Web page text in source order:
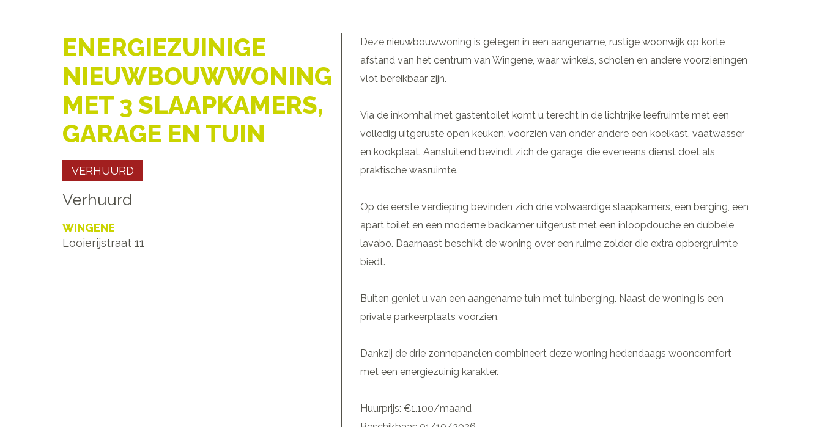
ENERGIEZUINIGE
NIEUWBOUWWONING
MET 3 SLAAPKAMERS,
GARAGE EN TUIN
VERHUURD
Verhuurd
WINGENE
Looierijstraat 11
Deze nieuwbouwwoning is gelegen in een aangename, rustige woonwijk op korte
afstand van het centrum van Wingene, waar winkels, scholen en andere voorzieningen
vlot bereikbaar zijn.
Via de inkomhal met gastentoilet komt u terecht in de lichtrijke leefruimte met een
volledig uitgeruste open keuken, voorzien van onder andere een koelkast, vaatwasser
en kookplaat. Aansluitend bevindt zich de garage, die eveneens dienst doet als
praktische wasruimte.
Op de eerste verdieping bevinden zich drie volwaardige slaapkamers, een berging, een
apart toilet en een moderne badkamer uitgerust met een inloopdouche en dubbele
lavabo. Daarnaast beschikt de woning over een ruime zolder die extra opbergruimte
biedt.
Buiten geniet u van een aangename tuin met tuinberging. Naast de woning is een
private parkeerplaats voorzien.
Dankzij de drie zonnepanelen combineert deze woning hedendaags wooncomfort
met een energiezuinig karakter.
Huurprijs: €1.100/maand